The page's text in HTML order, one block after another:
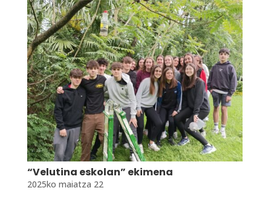
“Velutina eskolan” ekimena
2025ko maiatza 22